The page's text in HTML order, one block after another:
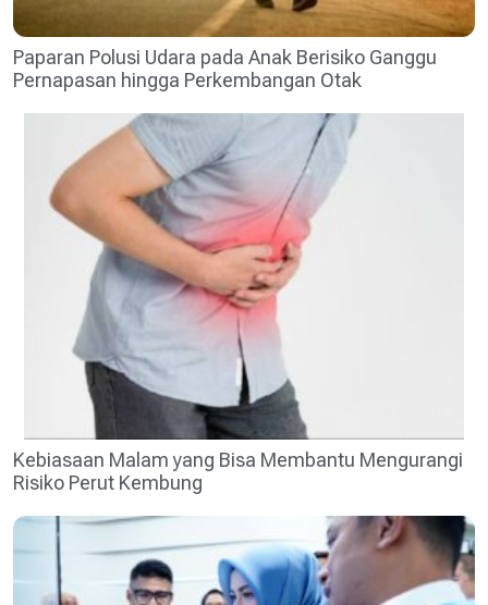
Paparan Polusi Udara pada Anak Berisiko Ganggu
Pernapasan hingga Perkembangan Otak
Kebiasaan Malam yang Bisa Membantu Mengurangi
Risiko Perut Kembung